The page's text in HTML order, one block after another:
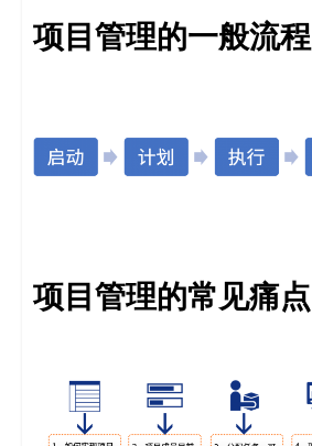
_
代
码
零
代
码
案
项目管理的一般流程
项目管理的常见痛点